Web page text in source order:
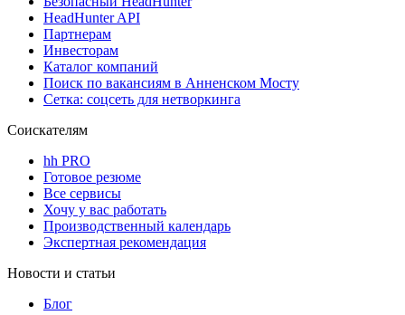
HeadHunter API
Партнерам
Инвесторам
Каталог компаний
Поиск по вакансиям в Анненском Мосту
Сетка: соцсеть для нетворкинга
Соискателям
hh PRO
Готовое резюме
Все сервисы
Хочу у вас работать
Производственный календарь
Экспертная рекомендация
Новости и статьи
Блог